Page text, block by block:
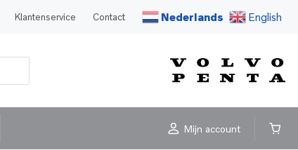
Klantenservice Contact Nederlands English
Mijn account